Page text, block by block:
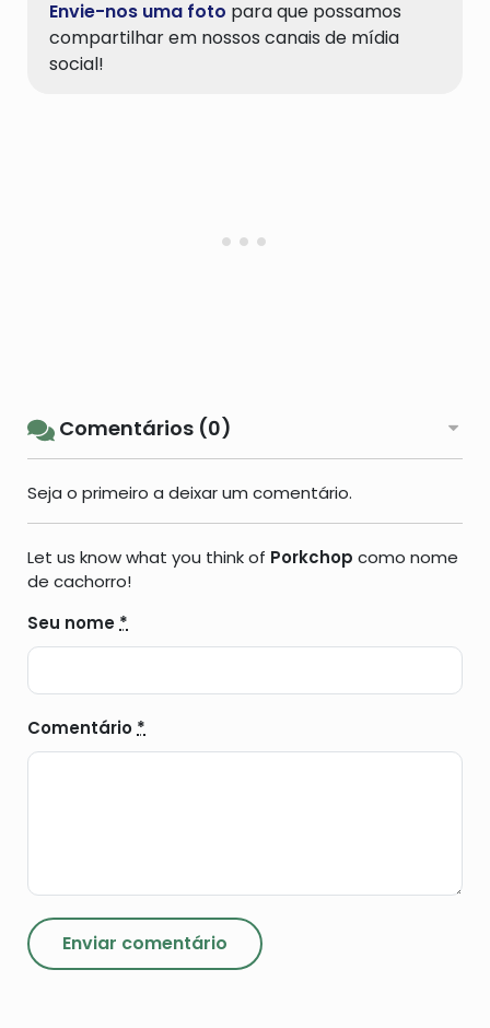
Envie-nos uma foto para que possamos
compartilhar em nossos canais de mídia
social!
Comentários (0)
Seja o primeiro a deixar um comentário.
Let us know what you think of Porkchop como nome
de cachorro!
Seu nome *
Comentário *